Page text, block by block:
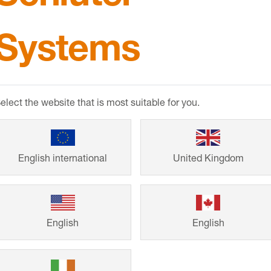
Vom
Lösungen von
für schöne
sich von
persönliches
the website that is most suitable for you.
English international United Kingdom
English English